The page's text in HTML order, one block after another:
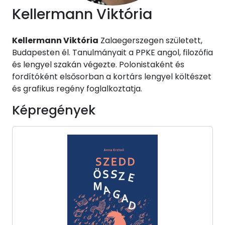
Kellermann Viktória
Kellermann Viktória Zalaegerszegen született,
Budapesten él. Tanulmányait a PPKE angol, filozófia
és lengyel szakán végezte. Polonistaként és
fordítóként elsősorban a kortárs lengyel költészet
és grafikus regény foglalkoztatja.
Képregények